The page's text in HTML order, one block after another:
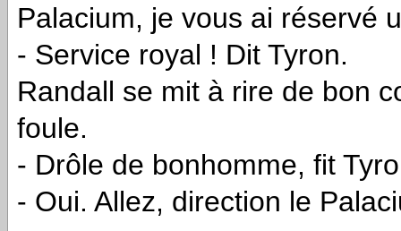
Palacium, je vous ai réservé
- Service royal ! Dit Tyron.
Randall se mit à rire de bon
foule.
- Drôle de bonhomme, fit
- Oui. Allez, direction le